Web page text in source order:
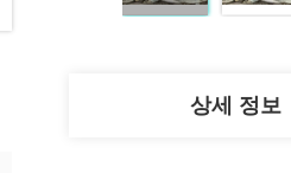
상세 정보